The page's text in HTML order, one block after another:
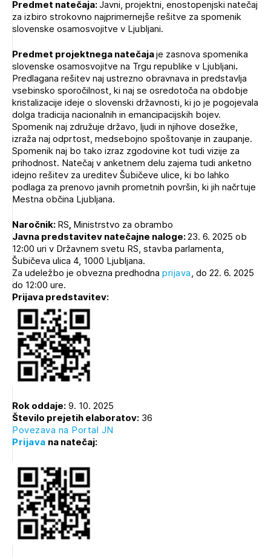
POZABLJENO GESLO
REGISTRIRAJTE SE
Predmet natečaja:Javni, projektni, enostopenjski natečaj
za izbiro strokovno najprimernejše rešitve za spomenik
slovenske osamosvojitve v Ljubljani.
Predmet projektnega natečajaje zasnova spomenika
slovenske osamosvojitve na Trgu republike v Ljubljani.
Predlagana rešitev naj ustrezno obravnava in predstavlja
vsebinsko sporočilnost, ki naj se osredotoča na obdobje
kristalizacije ideje o slovenski državnosti, ki jo je pogojevala
dolga tradicija nacionalnih in emancipacijskih bojev.
Spomenik naj združuje državo, ljudi in njihove dosežke,
izraža naj odprtost, medsebojno spoštovanje in zaupanje.
Spomenik naj bo tako izraz zgodovine kot tudi vizije za
prihodnost. Natečaj v anketnem delu zajema tudi anketno
idejno rešitev za ureditev Šubičeve ulice, ki bo lahko
podlaga za prenovo javnih prometnih površin, ki jih načrtuje
Mestna občina Ljubljana.
Naročnik:RS, Ministrstvo za obrambo
Javna predstavitev natečajne naloge:23. 6. 2025 ob
12:00 uri v Državnem svetu RS, stavba parlamenta,
Šubičeva ulica 4, 1000 Ljubljana.
Za udeležbo je obvezna predhodna prijava, do 22. 6. 2025
do 12:00 ure.
Prijava predstavitev:
Rok oddaje:9. 10. 2025
Število prejetih elaboratov: 36
Povezava na Portal JN
Prijava na natečaj:
PRIJAVITE SE
Novičnik natečajev
Tedenski novičnik javnih naročil
Dnevne medijske objave
NAPREJ